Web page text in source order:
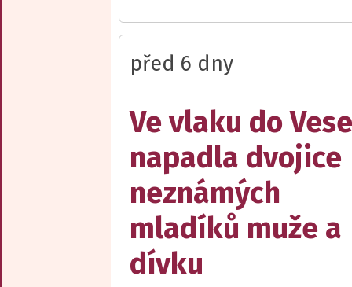
před 6 dny
Ve vlaku do
napadla dvojice
neznámých
mladíků muže a
dívku